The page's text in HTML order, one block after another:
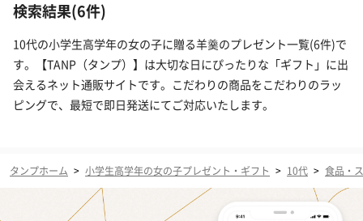
検索結果(6件)
10代の小学生高学年の女の子に贈る羊羹のプレゼント一覧(6件)で
す。【TANP（タンプ）】は大切な日にぴったりな「ギフト」に出
会えるネット通販サイトです。こだわりの商品をこだわりのラッ
ピングで、最短で即日発送にてご対応いたします。
タンプホーム > 小学生高学年の女の子プレゼント・ギフト > 10代 > 食品・